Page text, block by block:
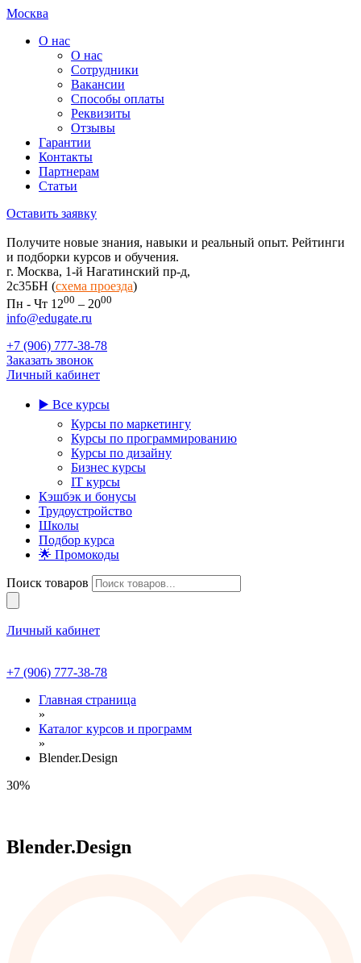
Москва
О нас
О нас
Сотрудники
Вакансии
Способы оплаты
Реквизиты
Отзывы
Гарантии
Контакты
Партнерам
Статьи
Оставить заявку
Получите новые знания, навыки и реальный опыт. Рейтинги
и подборки курсов и обучения.
г. Москва, 1-й Нагатинский пр-д,
2c35БН (схема проезда)
Пн - Чт 1200 – 2000
info@edugate.ru
+7 (906) 777-38-78
Заказать звонок
Личный кабинет
▶️ Все курсы
Курсы по маркетингу
Курсы по программированию
Курсы по дизайну
Бизнес курсы
IT курсы
Кэшбэк и бонусы
Трудоустройство
Школы
Подбор курса
🌟 Промокоды
Поиск товаров
Личный кабинет
+7 (906) 777-38-78
Главная страница
»
Каталог курсов и программ
»
Blender.Design
30%
Blender.Design